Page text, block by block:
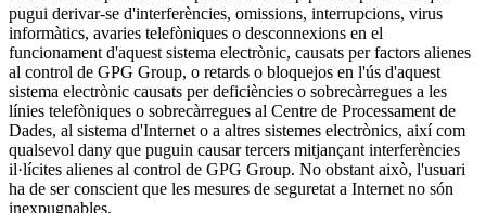
pugui derivar-se d'interferències, omissions, interrupcions, virus
informàtics, avaries telefòniques o desconnexions en el
funcionament d'aquest sistema electrònic, causats per factors alienes
al control de GPG Group, o retards o bloquejos en l'ús d'aquest
sistema electrònic causats per deficiències o sobrecàrregues a les
línies telefòniques o sobrecàrregues al Centre de Processament de
Dades, al sistema d'Internet o a altres sistemes electrònics, així com
qualsevol dany que puguin causar tercers mitjançant interferències
il·lícites alienes al control de GPG Group. No obstant això, l'usuari
ha de ser conscient que les mesures de seguretat a Internet no són
inexpugnables.